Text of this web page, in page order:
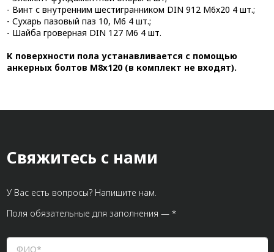
- Винт с внутренним шестигранником DIN 912 М6х20 4 шт.;
- Сухарь пазовый паз 10, М6 4 шт.;
- Шайба гроверная DIN 127 М6 4 шт.
К поверхности пола устанавливается с помощью
анкерных болтов М8х120 (в комплект не входят).
Свяжитесь с нами
У Вас есть вопросы? Напишите нам.
Поля обязательные для заполнения — *